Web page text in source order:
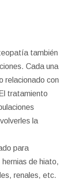
también
Cada una
relacionado con
tratamiento
la
para
de hiato,
renales, etc.